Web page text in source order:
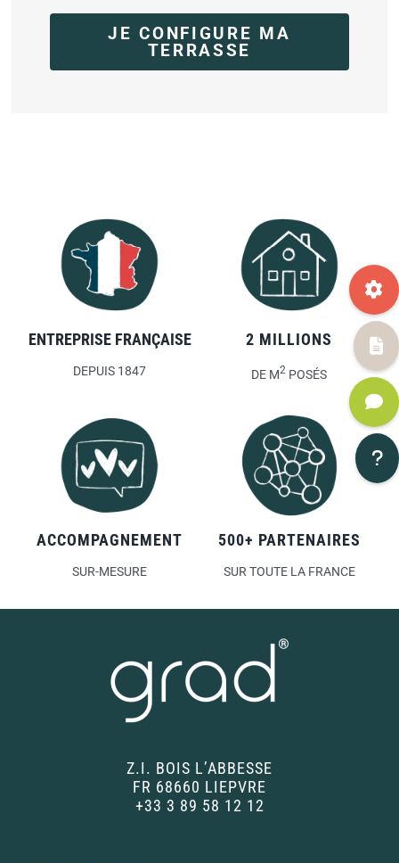
JE CONFIGURE MA
TERRASSE
ENTREPRISE FRANÇAISE
DEPUIS 1847
2 MILLIONS
DE M2 POSÉS
ACCOMPAGNEMENT
SUR-MESURE
500+ PARTENAIRES
SUR TOUTE LA FRANCE
Z.I. BOIS L’ABBESSE
FR 68660 LIEPVRE
+33 3 89 58 12 12